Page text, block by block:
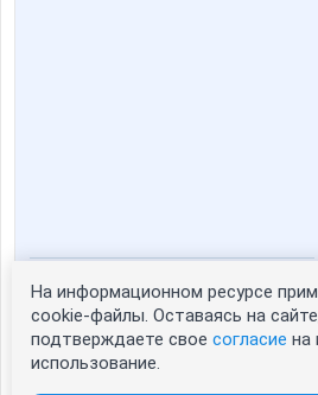
Статистика портрета:
сейчас просматривают портрет - 0
зарегистрированные пользователи
На информационном ресурсе
cookie-файлы. Оставаясь на
подтверждаете свое согласие на
использование.